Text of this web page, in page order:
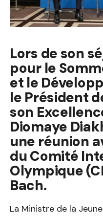
Lors de son
pour le
et le
le Président
son
Diomaye
une réunion
du Comité
Olympique
Bach.
La Ministre de la